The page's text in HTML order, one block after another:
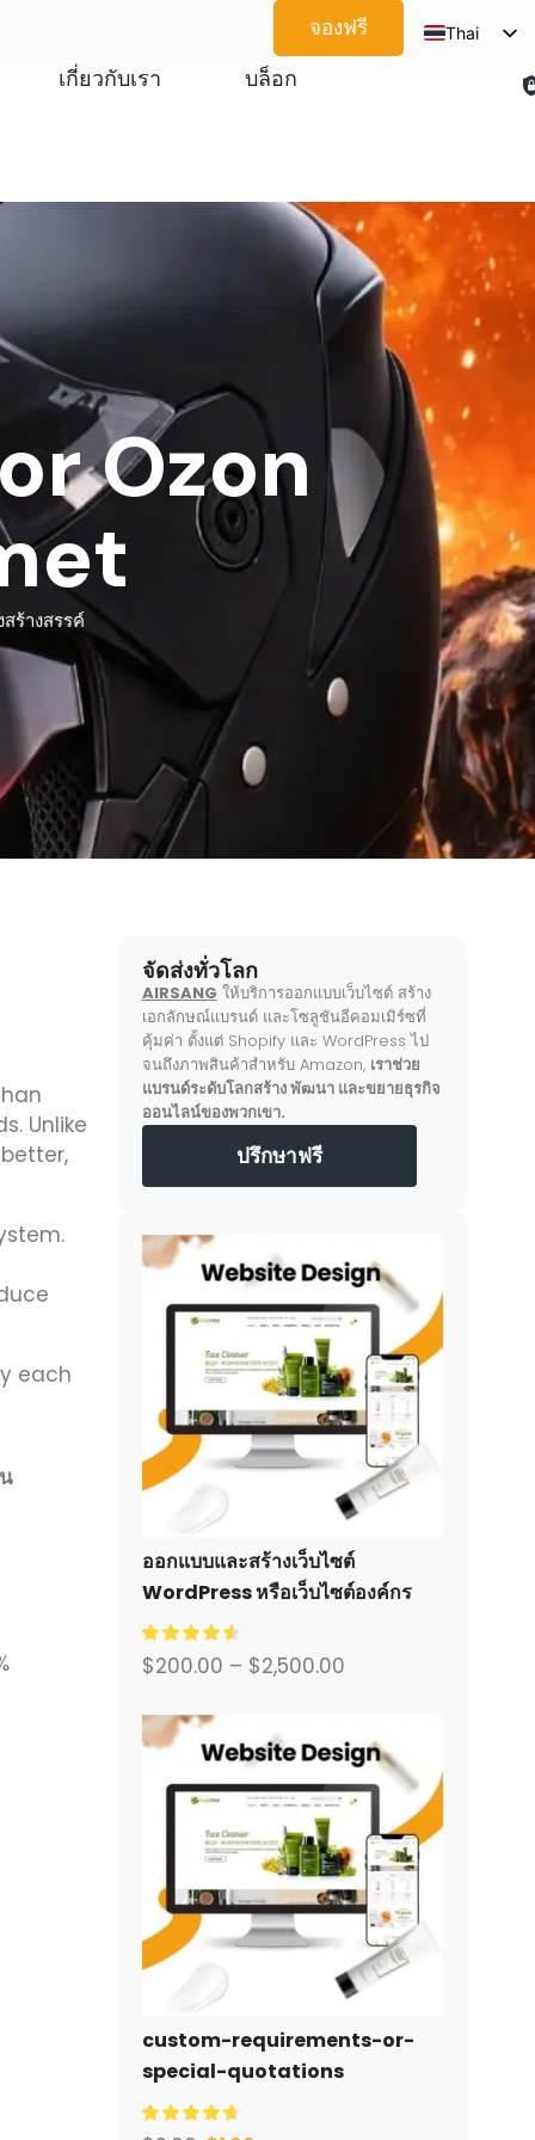
จองฟรี
Thai
German
Japanese
Russian
เกี่ยวกับเรา บล็อก
Ozon
ร้างสรรค์
Unlike
each
จัดส่งทั่วโลก
AIRSANG ให้บริการออกแบบเว็บไซต์ สร้าง
เอกลักษณ์แบรนด์ และโซลูชันอีคอมเมิร์ซที่
คุ้มค่า ตั้งแต่ Shopify และ WordPress ไป
จนถึงภาพสินค้าสำหรับ Amazon, เราช่วย
แบรนด์ระดับโลกสร้าง พัฒนา และขยายธุรกิจ
ออนไลน์ของพวกเขา.
ปรึกษาฟรี
ออกแบบและสร้างเว็บไซต์
WordPress หรือเว็บไซต์องค์กร
พร้อมระบบอีคอมเมิร์ซครบวงจร
สำหรับคุณ.
$200.00 – $2,500.00
custom-requirements-or-
special-quotations